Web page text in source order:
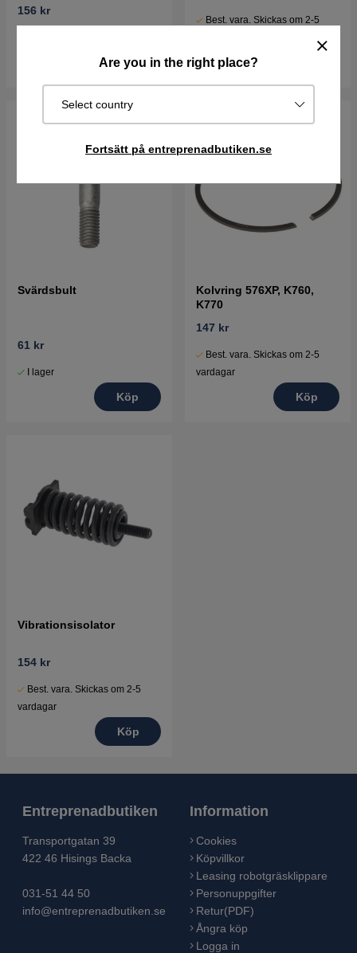
Are you in the right place?
Select country
Fortsätt på entreprenadbutiken.se
156 kr
Köp
Best. vara. Skickas om 2-5
Svärdsbult
61 kr
I lager
Köp
Kolvring 576XP, K760,
K770
147 kr
Best. vara. Skickas om 2-5
vardagar
Köp
Vibrationsisolator
154 kr
Best. vara. Skickas om 2-5
vardagar
Köp
Entreprenadbutiken
Transportgatan 39
422 46 Hisings Backa
031-51 44 50
info@entreprenadbutiken.se
Information
Cookies
Köpvillkor
Leasing robotgräsklippare
Personuppgifter
Retur(PDF)
Ångra köp
Logga in